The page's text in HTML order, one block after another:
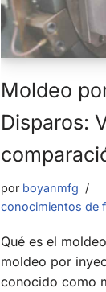
Moldeo
Disparos:
por boyanmfg
conocimientos de
Qué es el
moldeo por
conocido como